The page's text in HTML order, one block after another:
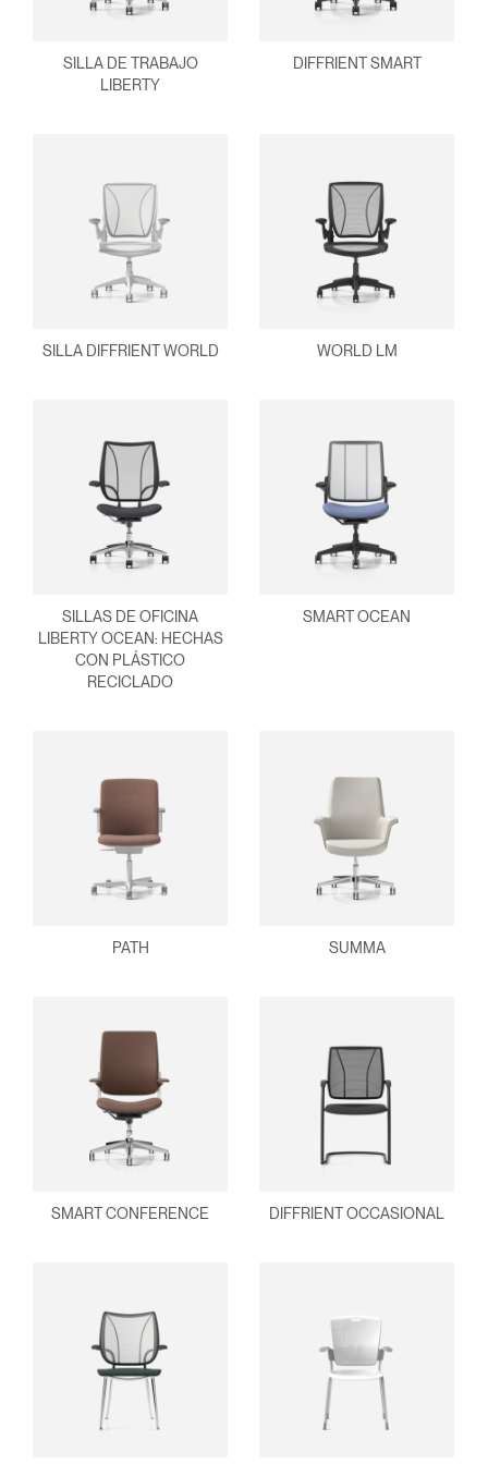
Region
ENTRAR
SILLA DE TRABAJO
LIBERTY
DIFFRIENT SMART
SILLA DIFFRIENT WORLD WORLD LM
SILLAS DE OFICINA
LIBERTY OCEAN: HECHAS
CON PLÁSTICO
RECICLADO
SMART OCEAN
PATH SUMMA
SMART CONFERENCE DIFFRIENT OCCASIONAL